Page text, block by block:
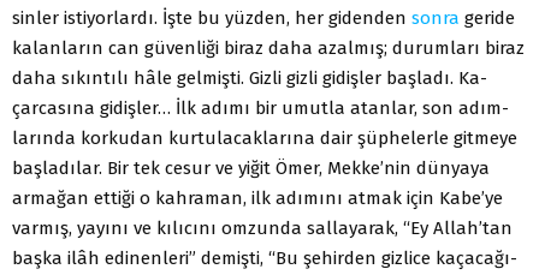
sinler istiyorlardı. İşte bu yüzden, her gidenden sonra geride
kalanların can güvenliği biraz daha azalmış; durumları biraz
daha sıkıntılı hâle gelmişti. Gizli gizli gidişler başladı. Ka­
çarcasına gidişler… İlk adımı bir umutla atanlar, son adım­
larında korkudan kurtulacaklarına dair şüphelerle gitmeye
başladılar. Bir tek cesur ve yiğit Ömer, Mekke’nin dünyaya
armağan ettiği o kahraman, ilk adımını atmak için Kabe’ye
varmış, yayını ve kılıcını omzunda sallayarak, “Ey Allah’tan
başka ilâh edinenleri” demişti, “Bu şehirden gizlice kaçacağı­